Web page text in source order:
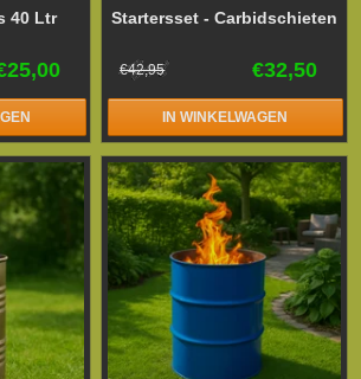
40 Ltr Startersset - Carbidschieten
€32,50
€42,95
IN WINKELWAGEN